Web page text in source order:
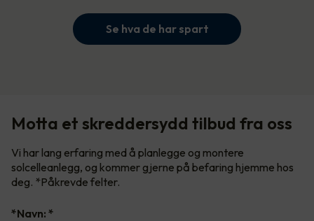
Se hva de har spart
Motta et skreddersydd tilbud fra oss
Vi har lang erfaring med å planlegge og montere
solcelleanlegg, og kommer gjerne på befaring hjemme hos
deg. *Påkrevde felter.
*Navn: *